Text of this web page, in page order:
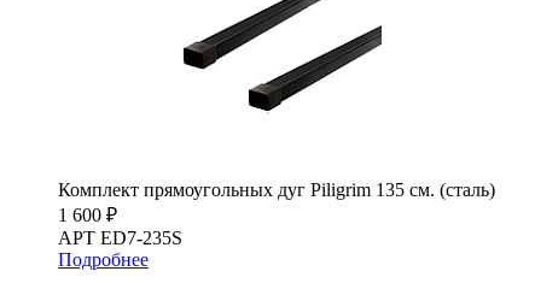
Комплект прямоугольных дуг Piligrim 135 см. (сталь)
1 600 ₽
АРТ ED7-235S
Подробнее